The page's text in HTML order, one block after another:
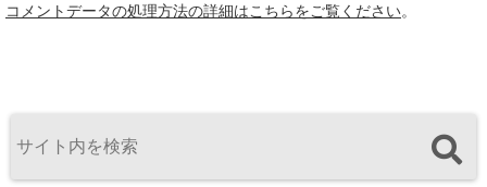
コメントデータの処理方法の詳細はこちらをご覧ください。